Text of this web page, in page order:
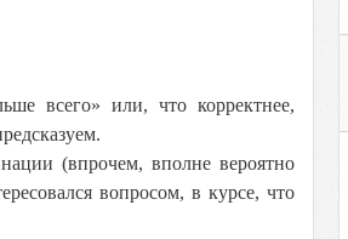
всего» или, что корректнее,
(впрочем, вполне вероятно
вопросом, в курсе, что